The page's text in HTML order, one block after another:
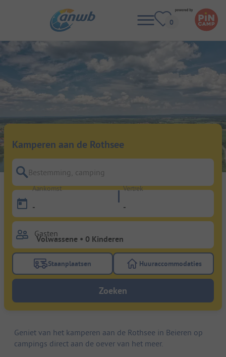
Kamperen aan de Rothsee
Bestemming, camping
Aankomst
-
Vertrek
-
Gasten
Gebruik de filterknop staanplaatsen om te zoeken
Staanplaatsen Gebruik de
Huuraccommodaties
Zoeken
Geniet van het kamperen aan de Rothsee in Beieren op
campings direct aan de oever van het meer.